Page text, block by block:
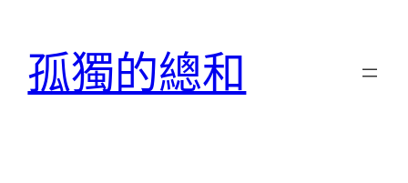
孤獨的總和